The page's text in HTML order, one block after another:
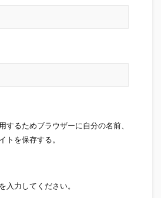
するためブラウザーに自分の名前、
トを保存する。
入力してください。